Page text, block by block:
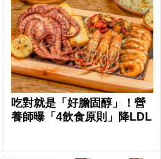
吃對就是「好膽固醇」！營
養師曝「4飲食原則」降LDL